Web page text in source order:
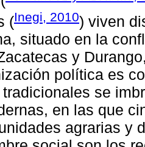
(Inegi, 2010) viven
situado en la
y
política es
se
en las que
agrarias y